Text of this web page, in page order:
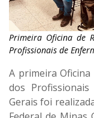
Primeira Oficina de
Profissionais de
A primeira Oficina
dos
Gerais foi